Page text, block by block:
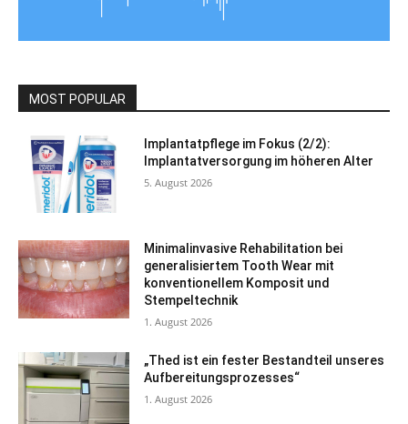
MOST POPULAR
Implantatpflege im Fokus (2/2):
Implantatversorgung im höheren Alter
5. August 2026
Minimalinvasive Rehabilitation bei
generalisiertem Tooth Wear mit
konventionellem Komposit und
Stempeltechnik
1. August 2026
„Thed ist ein fester Bestandteil unseres
Aufbereitungsprozesses“
1. August 2026